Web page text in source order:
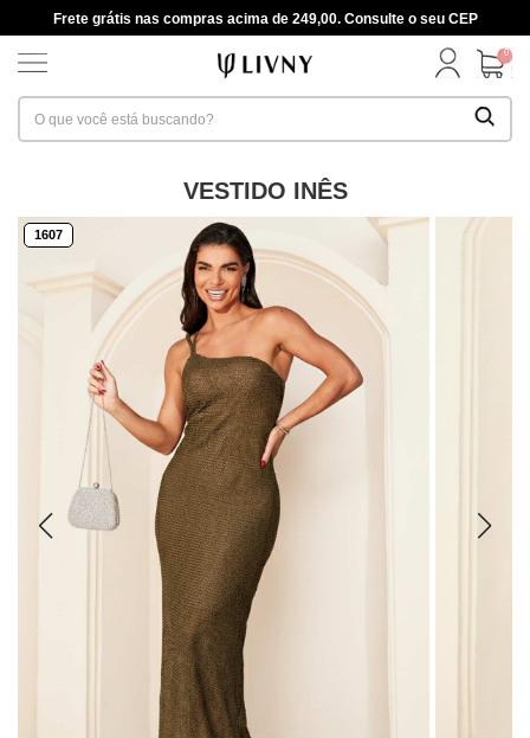
Frete grátis nas compras acima de 249,00. Consulte o seu CEP
0
VESTIDO INÊS
1607